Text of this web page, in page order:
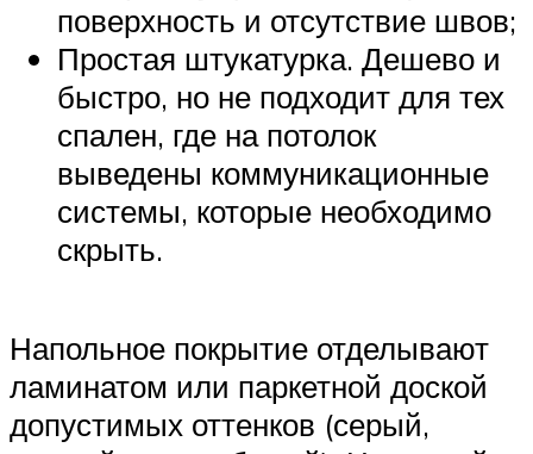
поверхность и отсутствие швов;
Простая штукатурка. Дешево и
быстро, но не подходит для тех
спален, где на потолок
выведены коммуникационные
системы, которые необходимо
скрыть.
Напольное покрытие отделывают
ламинатом или паркетной доской
допустимых оттенков (серый,